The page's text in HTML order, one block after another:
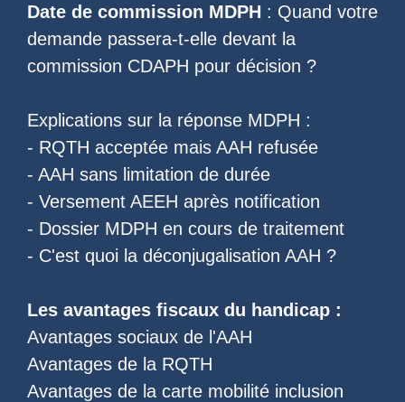
Date de commission MDPH : Quand votre
demande passera-t-elle devant la
commission CDAPH pour décision ?
Explications sur la réponse MDPH :
- RQTH acceptée mais AAH refusée
- AAH sans limitation de durée
- Versement AEEH après notification
- Dossier MDPH en cours de traitement
- C'est quoi la déconjugalisation AAH ?
Les avantages fiscaux du handicap :
Avantages sociaux de l'AAH
Avantages de la RQTH
Avantages de la carte mobilité inclusion